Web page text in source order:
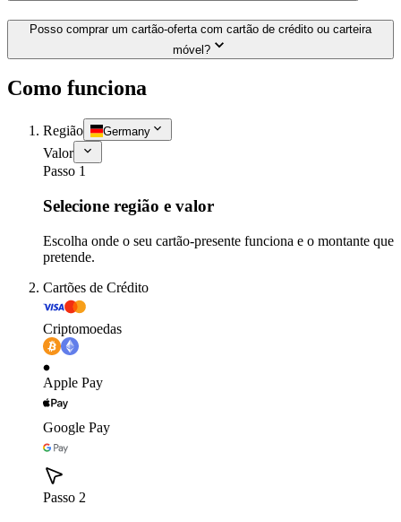
Posso comprar um cartão-oferta com cartão de crédito ou carteira
móvel?
Como funciona
Região Germany
Valor
Passo 1
Selecione região e valor
Escolha onde o seu cartão-presente funciona e o montante que
pretende.
Cartões de Crédito
Criptomoedas
Apple Pay
Google Pay
Passo 2